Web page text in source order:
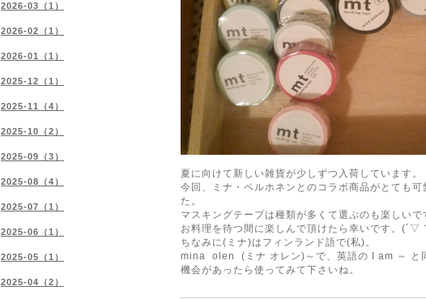
夏に向けて新しい雑貨が少しずつ入荷しています。
今回、ミナ・ペルホネンとのコラボ商品がとても
た。
マスキングテープは種類が多くて選ぶのも楽しいで
お料理を待つ間に楽しんで頂けたら幸いです。(´▽
ちなみに(ミナ)はフィンランド語で(私)。
mina olen (ミナ オレン)～で、英語の I am ～ と
機会があったら使ってみて下さいね。
2026-03（1）
2026-02（1）
2026-01（1）
2025-12（1）
2025-11（4）
2025-10（2）
2025-09（3）
2025-08（4）
2025-07（1）
2025-06（1）
2025-05（1）
2025-04（2）